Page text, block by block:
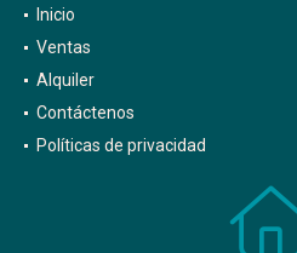
Inicio
Ventas
Alquiler
Contáctenos
Políticas de privacidad